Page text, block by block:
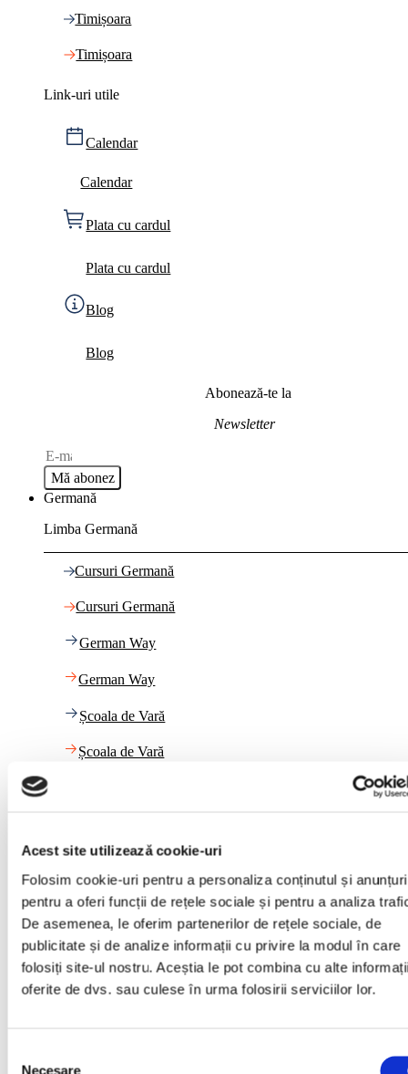
Acest site utilizează cookie-uri
Folosim cookie-uri pentru a personaliza conținutul și
pentru a oferi funcții de rețele sociale și pentru a analiza
De asemenea, le oferim partenerilor de rețele sociale, de
publicitate și de analize informații cu privire la modul în care
folosiți site-ul nostru. Aceștia le pot combina cu alte
oferite de dvs. sau culese în urma folosirii serviciilor lor.
Necesare
Timișoara
Timișoara
Link-uri utile
Calendar
Calendar
Plata cu cardul
Plata cu cardul
Blog
Blog
Abonează-te la
Newsletter
Mă abonez
Germană
Limba Germană
Cursuri Germană
Cursuri Germană
German Way
German Way
Școala de Vară
Școala de Vară
Link-uri utile
Calendar
Plata cu cardul
Plata cu cardul